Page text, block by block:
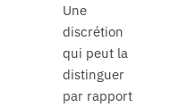
Une
discrétion
qui peut la
distinguer
par rapport